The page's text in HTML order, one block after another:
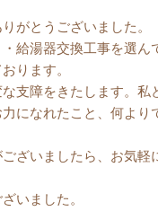
がとうございました。
給湯器交換工事を選ん
ります。
支障をきたします。私
になれたこと、何より
ざいましたら、お気軽
いました。